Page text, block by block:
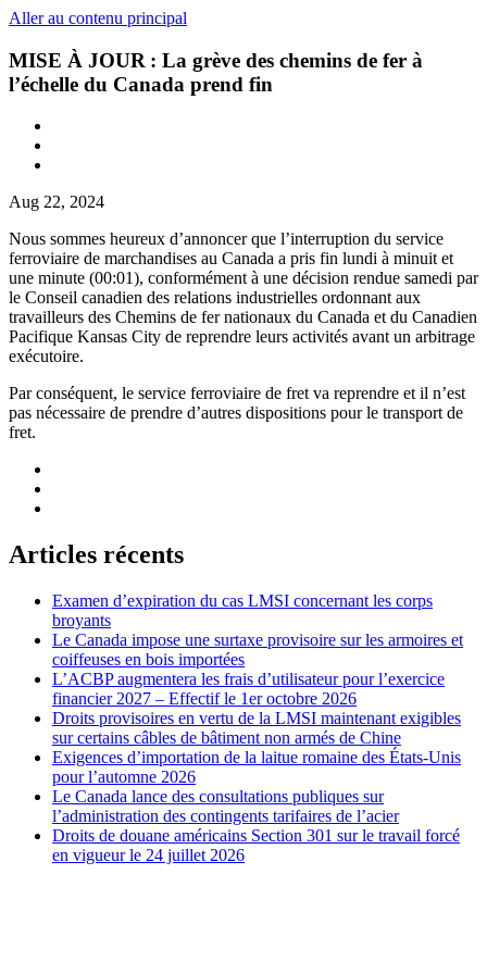
Aller au contenu principal
MISE À JOUR : La grève des chemins de fer à
l’échelle du Canada prend fin
Aug 22, 2024
Nous sommes heureux d’annoncer que l’interruption du service
ferroviaire de marchandises au Canada a pris fin lundi à minuit et
une minute (00:01), conformément à une décision rendue samedi par
le Conseil canadien des relations industrielles ordonnant aux
travailleurs des Chemins de fer nationaux du Canada et du Canadien
Pacifique Kansas City de reprendre leurs activités avant un arbitrage
exécutoire.
Par conséquent, le service ferroviaire de fret va reprendre et il n’est
pas nécessaire de prendre d’autres dispositions pour le transport de
fret.
Articles récents
Examen d’expiration du cas LMSI concernant les corps
broyants
Le Canada impose une surtaxe provisoire sur les armoires et
coiffeuses en bois importées
L’ACBP augmentera les frais d’utilisateur pour l’exercice
financier 2027 – Effectif le 1er octobre 2026
Droits provisoires en vertu de la LMSI maintenant exigibles
sur certains câbles de bâtiment non armés de Chine
Exigences d’importation de la laitue romaine des États-Unis
pour l’automne 2026
Le Canada lance des consultations publiques sur
l’administration des contingents tarifaires de l’acier
Droits de douane américains Section 301 sur le travail forcé
en vigueur le 24 juillet 2026